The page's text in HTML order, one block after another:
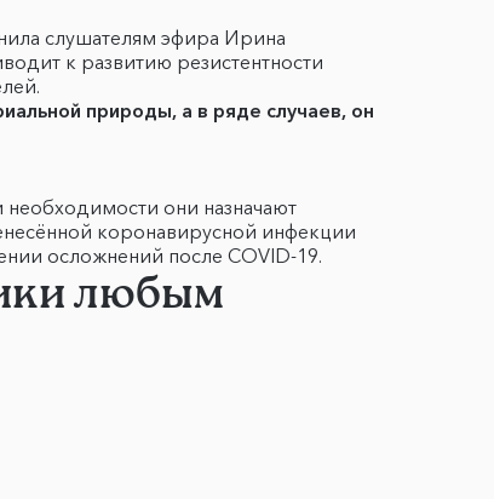
слушателям эфира Ирина
к развитию резистентности
природы, а в ряде случаев, он
они назначают
коронавирусной инфекции
осложнений после COVID-19.
любым